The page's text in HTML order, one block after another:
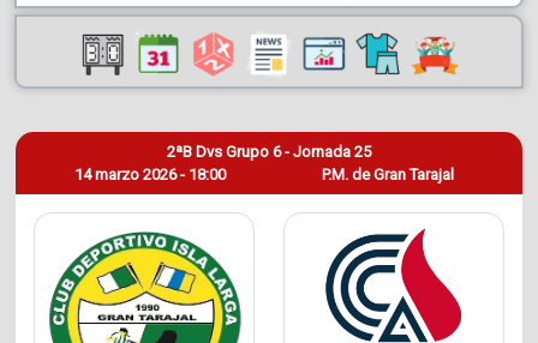
14 marzo 2026 - 18:00
2ªB Dvs Grupo 6 - Jornada 25
P.M. de Gran Tarajal